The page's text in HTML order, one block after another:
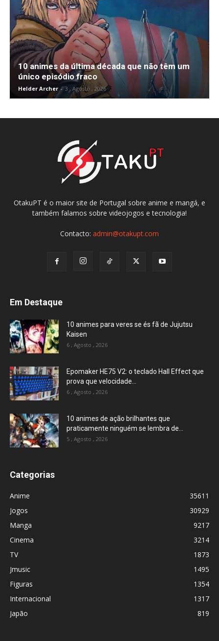
10 animes da última década que não têm um
único episódio fraco
Helder Archer - 3 , Agosto , 2026
OtakuPT é o maior site de Portugal sobre anime e mangá, e
também falamos sobre videojogos e tecnologia!
Contacto: admin@otakupt.com
Em Destaque
10 animes para veres se és fã de Jujutsu
Kaisen
6 , Agosto , 2026
Epomaker HE75 V2: o teclado Hall Effect que
prova que velocidade...
6 , Agosto , 2026
10 animes de ação brilhantes que
praticamente ninguém se lembra de...
5 , Agosto , 2026
Categorias
Anime
35611
Jogos
30929
Manga
9217
Cinema
3214
TV
1873
Jmusic
1495
Figuras
1354
Internacional
1317
Japão
819